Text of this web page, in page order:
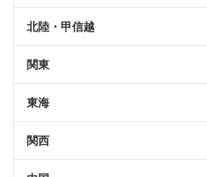
北陸・甲信越
関東
東海
関西